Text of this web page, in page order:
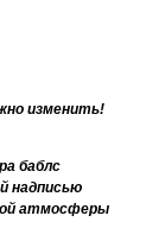
изменить!
баблс
надписью
атмосферы